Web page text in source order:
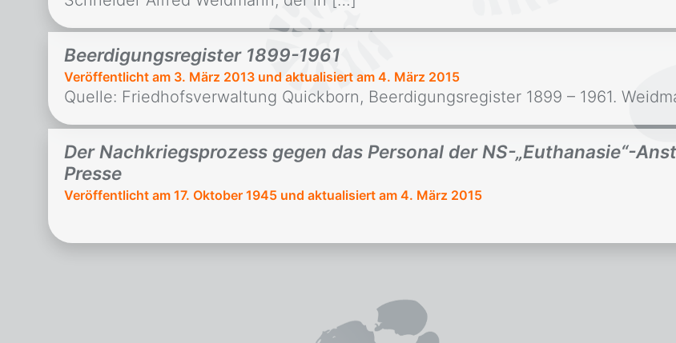
Beerdigungsregister 1899-1961
Veröffentlicht am 3. März 2013 und aktualisiert am 4. März 2015
Quelle: Friedhofsverwaltung Quickborn, Beerdigungsregister 1899 – 1961.
Der Nachkriegsprozess gegen das Personal der NS-„Euthanasie“-
Presse
Veröffentlicht am 17. Oktober 1945 und aktualisiert am 4. März 2015